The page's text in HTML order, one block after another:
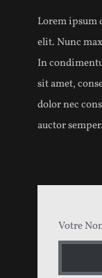
Lorem ipsum
elit. Nunc
In
sit amet,
dolor nec
auctor semper.
Votre